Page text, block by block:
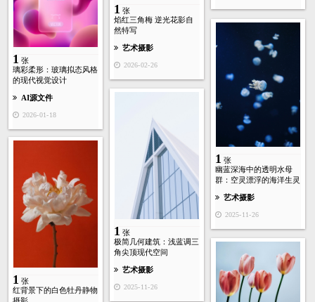
1 张
焰红三角梅 逆光花影自
然特写
艺术摄影
2026-02-26
1 张
璃彩柔形：玻璃拟态风格
的现代视觉设计
AI源文件
2026-01-18
1 张
幽蓝深海中的透明水母
群：空灵漂浮的海洋生灵
艺术摄影
2025-11-26
1 张
极简几何建筑：浅蓝调三
角尖顶现代空间
艺术摄影
2025-11-26
1 张
红背景下的白色牡丹静物